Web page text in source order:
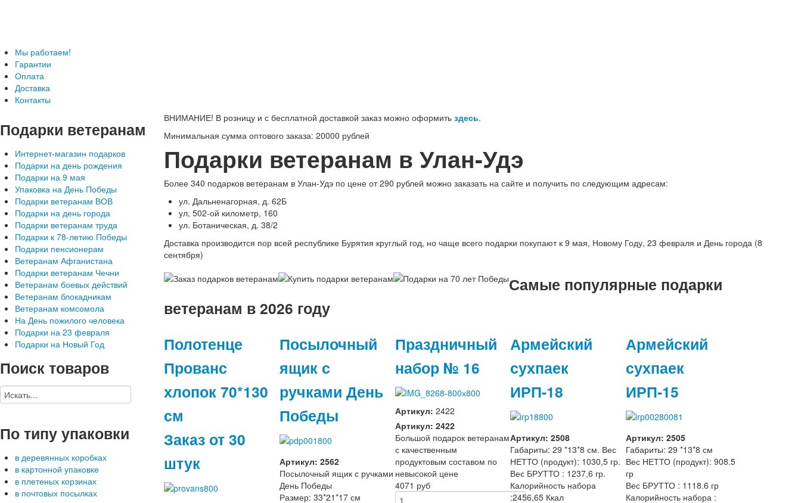
Мы работаем!
Гарантии
Оплата
Доставка
Контакты
ВНИМАНИЕ! В розницу и с бесплатной доставкой заказ можно оформить здесь.
Минимальная сумма оптового заказа: 20000 рублей
Подарки ветеранам в Улан-Удэ
Более 340 подарков ветеранам в Улан-Удэ по цене от 290 рублей можно заказать на сайте и получить по следующим адресам:
ул. Дальненагорная, д. 62Б
ул, 502-ой километр, 160
ул. Ботаническая, д. 38/2
Доставка производится пор всей республике Бурятия круглый год, но чаще всего подарки покупают к 9 мая, Новому Году, 23 февраля и День города (8
сентября)
Самые популярные подарки
ветеранам в 2026 году
Полотенце
Прованс
хлопок 70*130
см
Заказ от 30
штук
Посылочный
ящик с
ручками День
Победы
Артикул: 2562
Посылочный ящик с ручками
День Победы
Размер: 33*21*17 см
Праздничный
набор № 16
Артикул: 2422
Артикул: 2422
Большой подарок ветеранам
с качественным
продуктовым составом по
невысокой цене
4071 руб
Армейский
сухпаек
ИРП-18
Артикул: 2508
Габариты: 29 *13*8 см. Вес
НЕТТО (продукт): 1030,5 гр.
Вес БРУТТО : 1237,6 гр.
Калорийность набора
:2456,65 Ккал
Армейский
сухпаек
ИРП-15
Артикул: 2505
Габариты: 29 *13*8 см
Вес НЕТТО (продукт): 908.5
гр
Вес БРУТТО : 1118.6 гр
Калорийность набора :
Подарки ветеранам
Интернет-магазин подарков
Подарки на день рождения
Подарки на 9 мая
Упаковка на День Победы
Подарки ветеранам ВОВ
Подарки на день города
Подарки ветеранам труда
Подарки к 78-летию Победы
Подарки пенсионерам
Ветеранам Афганистана
Подарки ветеранам Чечни
Ветеранам боевых действий
Ветеранам блокадникам
Ветеранам комсомола
На День пожилого человека
Подарки на 23 февраля
Подарки на Новый Год
Поисктоваров
Потипу упаковки
в деревянных коробках
в картонной упаковке
в плетеных корзинах
в почтовых посылках